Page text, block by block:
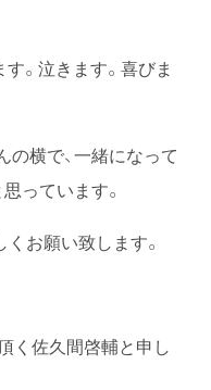
。泣きます。喜びま
横で、一緒になって
っています。
くお願い致します。
く佐久間啓輔と申し